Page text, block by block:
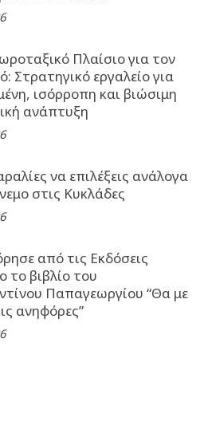
Πλαίσιο για τον
Στρατηγικό εργαλείο για
ισόρροπη και βιώσιμη
ανάπτυξη
να επιλέξεις ανάλογα
στις Κυκλάδες
από τις Εκδόσεις
το βιβλίο του
Παπαγεωργίου “Θα με
ανηφόρες”